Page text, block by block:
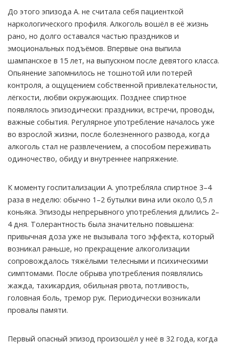
До этого эпизода А. не считала себя пациенткой
наркологического профиля. Алкоголь вошёл в её жизнь
рано, но долго оставался частью праздников и
эмоциональных подъёмов. Впервые она выпила
шампанское в 15 лет, на выпускном после девятого класса.
Опьянение запомнилось не тошнотой или потерей
контроля, а ощущением собственной привлекательности,
лёгкости, любви окружающих. Позднее спиртное
появлялось эпизодически: праздники, встречи, проводы,
важные события. Регулярное употребление началось уже
во взрослой жизни, после болезненного развода, когда
алкоголь стал не развлечением, а способом переживать
одиночество, обиду и внутреннее напряжение.
К моменту госпитализации А. употребляла спиртное 3–4
раза в неделю: обычно 1–2 бутылки вина или около 0,5 л
коньяка. Эпизоды непрерывного употребления длились 2–
4 дня. Толерантность была значительно повышена:
привычная доза уже не вызывала того эффекта, который
возникал раньше, но прекращение алкоголизации
сопровождалось тяжёлыми телесными и психическими
симптомами. После обрыва употребления появлялись
жажда, тахикардия, обильная рвота, потливость,
головная боль, тремор рук. Периодически возникали
провалы памяти.
Первый опасный эпизод произошёл у неё в 32 года, когда